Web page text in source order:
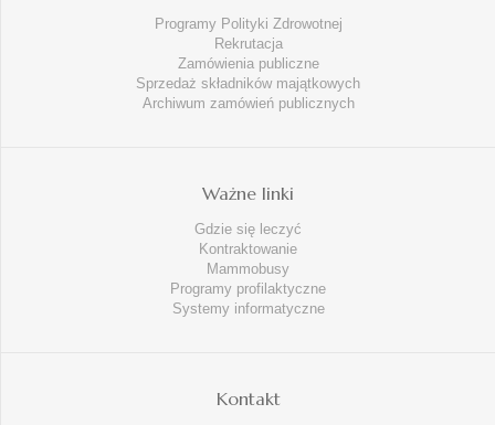
Programy Polityki Zdrowotnej
Rekrutacja
Zamówienia publiczne
Sprzedaż składników majątkowych
Archiwum zamówień publicznych
Ważne linki
Gdzie się leczyć
Kontraktowanie
Mammobusy
Programy profilaktyczne
Systemy informatyczne
Kontakt